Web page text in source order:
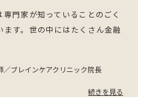
門家が知っていることのごく
す。世の中にはたくさん金融
ブレインケアクリニック院長
続きを見る